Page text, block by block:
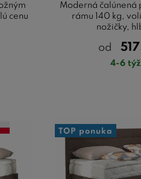
cenu
Moderná čalúnená
rámu 140 kg,
nožičky,
od
4-6
TOP ponuka